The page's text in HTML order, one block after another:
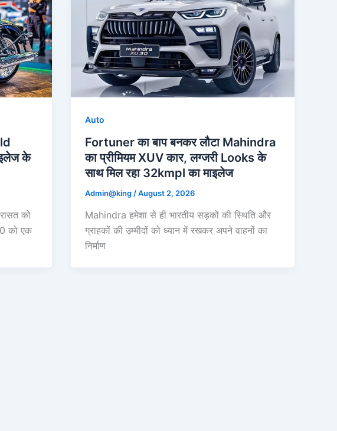
के
को
को एक
Auto
Fortuner का बाप बनकर लौटा Mahindra
का प्रीमियम XUV कार, लग्जरी Looks के
साथ मिल रहा 32kmpl का माइलेज
Admin@king /August 2, 2026
Mahindra हमेशा से ही भारतीय सड़कों की स्थिति और
ग्राहकों की उम्मीदों को ध्यान में रखकर अपने वाहनों का
निर्माण